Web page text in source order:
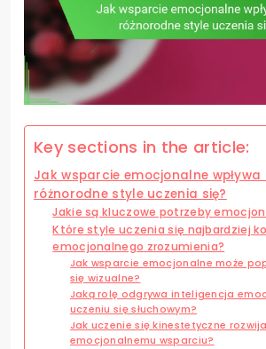
Key sections in the article:
Jak wsparcie emocjonalne wpływa
różnorodne style uczenia się?
Jakie są kluczowe potrzeby
Które style uczenia się najbardziej
emocjonalnego zrozumienia?
Jak wsparcie emocjonalne może
się wizualne?
Jaką rolę odgrywa inteligencja
uczeniu się słuchowym?
Jak uczenie się kinestetyczne
emocjonalnemu wsparciu?